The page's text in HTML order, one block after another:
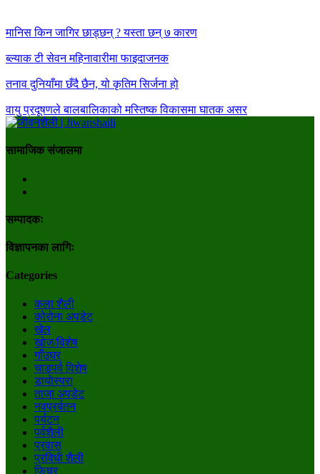
मानिस किन जागिर छाड्छन् ? यस्ता छन् ७ कारण
ब्ल्याक टी सेवन महिनावारीमा फाइदाजनक
तनाव दुनियाँमा छँदै छैन, यो कृतिम सिर्जना हो
वायु प्रदूषणले बालबालिकाको मस्तिष्क विकासमा घातक असर
सामाजिक संजालमा
सम्पादकः
विज्ञापनका लागिः
Categories
कला शैली
कोरोना अपडेट
खेल
खोज/विशेष
गाँउघर
चाडपर्व विशेष
डायाेस्परा
ताजा अपडेट
नवप्रर्बतन
पर्यटन
पर्वशैली
प्रवास
प्रविधी शैली
फिचर